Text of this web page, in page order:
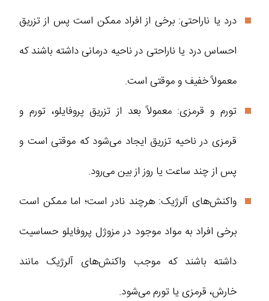
درد یا ناراحتی: برخی از افراد ممکن است پس از تزریق
احساس درد یا ناراحتی در ناحیه درمانی داشته باشند که
معمولاً خفیف و موقتی است.
تورم و قرمزی: معمولاً بعد از تزریق پروفایلو، تورم و
قرمزی در ناحیه تزریق ایجاد می‌شود که موقتی است و
پس از چند ساعت یا روز از بین می‌رود.
واکنش‌های آلرژیک: هرچند نادر است؛ اما ممکن است
برخی افراد به مواد موجود در مزوژل پروفایلو حساسیت
داشته باشند که موجب واکنش‌های آلرژیک مانند
خارش، قرمزی یا تورم می‌شود.